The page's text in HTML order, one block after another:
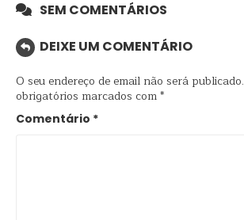
SEM COMENTÁRIOS
DEIXE UM COMENTÁRIO
O seu endereço de email não será publicado.
obrigatórios marcados com*
Comentário *